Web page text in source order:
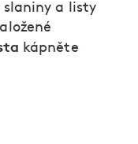
slaniny a listy
kápněte